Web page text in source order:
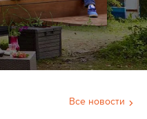
Все новости